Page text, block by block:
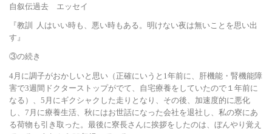
え
自叙伝過去 エッセイ
『教訓
人はいい時も、悪い時もある。明けない夜は無いことを思い出
す』
③の続き
4月に調子がおかしいと思い（正確にいうと1年前に、肝機能・腎機能障
害で3週間ドクターストップがでて、自宅療養をしていたので１年前に
なる）、5月にギクシャクした走りとなり、その後、加速度的に悪化
し、7月に療養生活、秋にはお世話になった会社を退社し、私の寮にあ
る荷物も引き取った。最後に寮長さんに挨拶をしたのは、ぼんやり覚え